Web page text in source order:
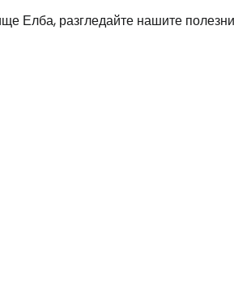
Елба, разгледайте нашите
Продължете с Facebook